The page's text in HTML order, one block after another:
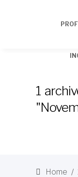
1
Home /